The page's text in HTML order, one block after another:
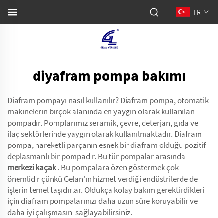
TR
diyafram pompa bakımı
Diafram pompayı nasıl kullanılır? Diafram pompa, otomatik
makinelerin birçok alanında en yaygın olarak kullanılan
pompadır. Pomplarımız seramik, çevre, deterjan, gıda ve
ilaç sektörlerinde yaygın olarak kullanılmaktadır. Diafram
pompa, hareketli parçanın esnek bir diafram olduğu pozitif
deplasmanlı bir pompadır. Bu tür pompalar arasında
merkezi kaçak. Bu pompalara özen göstermek çok
önemlidir çünkü Gelan'ın hizmet verdiği endüstrilerde de
işlerin temel taşıdırlar. Oldukça kolay bakım gerektirdikleri
için diafram pompalarınızı daha uzun süre koruyabilir ve
daha iyi çalışmasını sağlayabilirsiniz.